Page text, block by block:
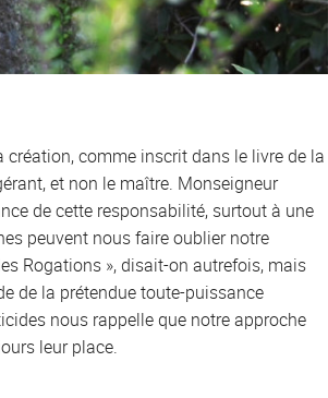
création, comme inscrit dans le livre de la
et non le maître. Monseigneur
de cette responsabilité, surtout à une
peuvent nous faire oublier notre
Rogations », disait-on autrefois, mais
de la prétendue toute-puissance
nous rappelle que notre approche
leur place.